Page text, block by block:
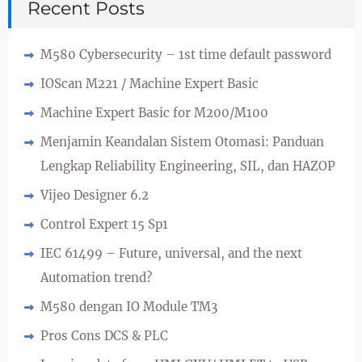
Recent Posts
M580 Cybersecurity – 1st time default password
IOScan M221 / Machine Expert Basic
Machine Expert Basic for M200/M100
Menjamin Keandalan Sistem Otomasi: Panduan
Lengkap Reliability Engineering, SIL, dan HAZOP
Vijeo Designer 6.2
Control Expert 15 Sp1
IEC 61499 – Future, universal, and the next
Automation trend?
M580 dengan IO Module TM3
Pros Cons DCS & PLC